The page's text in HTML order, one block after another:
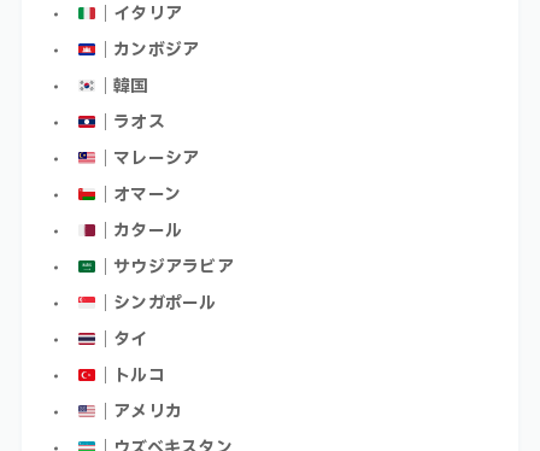
｜イタリア
｜カンボジア
｜韓国
｜ラオス
｜マレーシア
｜オマーン
｜カタール
｜サウジアラビア
｜シンガポール
｜タイ
｜トルコ
｜アメリカ